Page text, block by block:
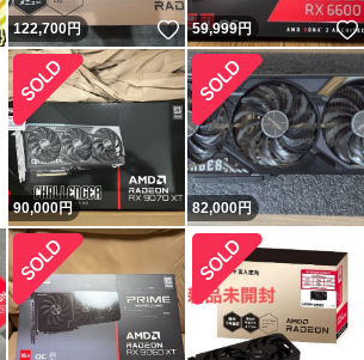
いいね！
122,700円 いいね！
59,999円
90,000円 82,000円